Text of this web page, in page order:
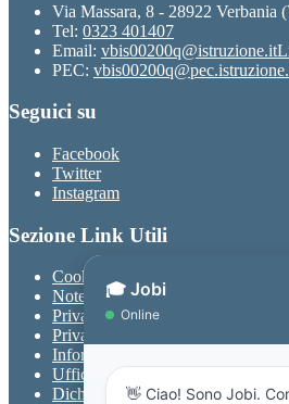
Via Massara, 8 - 28922 Verbania
Tel: 0323 401407
Email: vbis00200q@istruzione.it
PEC:
Seguici su
Facebook
Twitter
Instagram
Sezione Link Utili
Cookie policy
Note legali
Privacy
Privacy Policy
Informativa Privacy chatbot Jobi
Ufficio Relazioni con il Pubblico
Dichiarazione di accessibilità